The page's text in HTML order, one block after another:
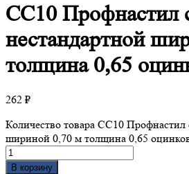
СС10Профнастил
нестандартной
толщина 0,65
262 ₽
Количество товара СС10 Профнастил
шириной 0,70 м толщина 0,65
В корзину